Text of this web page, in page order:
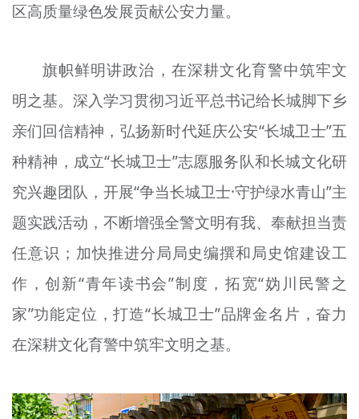
宣传思想文化人才
资料库
+
区高质量绿色发展贡献公安力量。
旗帜鲜明讲政治，在深耕文化育警中筑牢文
明之基。 深入学习贯彻习近平总书记给长城脚下乡
亲们回信精神，弘扬新时代延庆公安“长城卫士”五
种精神，成立“长城卫士”志愿服务队和长城文化研
究兴趣团队，开展“争当长城卫士·守护绿水青山”主
题实践活动，不断增强全警文明有我、奉献担当责
任意识；加快推进分局局史编撰和局史馆建设工
作，创新“青年读书会”制度，拓宽“妫 川民警之
家”功能定位，打造“长城卫士”品牌金名片，奋力
在深耕文化育警中筑牢文明之基。